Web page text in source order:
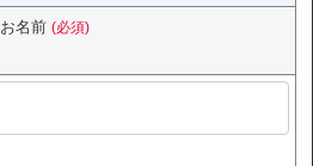
お名前(必須)